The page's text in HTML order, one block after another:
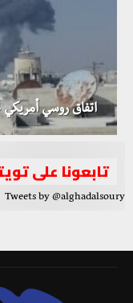
اتفاق روسي
تابعونا على
Tweets by @alghadalsoury